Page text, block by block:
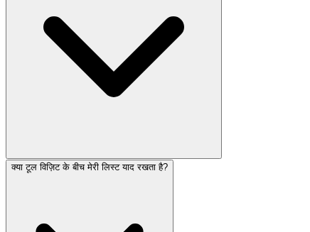
क्या टूल विज़िट के बीच मेरी लिस्ट याद रखता है?